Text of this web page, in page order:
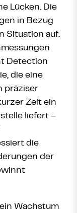
Lücken. Die
in Bezug
Situation auf.
Detection
die eine
präziser
Zeit ein
liefert –
die
der
Wachstum